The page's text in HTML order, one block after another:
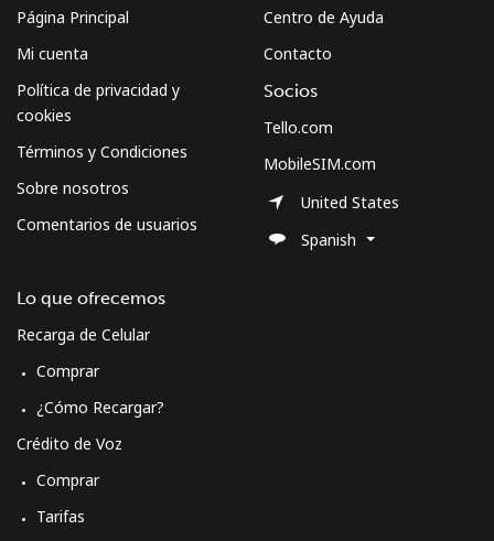
Página Principal
Mi cuenta
Política de privacidad y
cookies
Términos y Condiciones
Sobre nosotros
Comentarios de usuarios
Lo que ofrecemos
Recarga de Celular
Comprar
¿Cómo Recargar?
Crédito de Voz
Comprar
Tarifas
Centro de Ayuda
Contacto
Socios
Tello.com
MobileSIM.com
United States
Spanish